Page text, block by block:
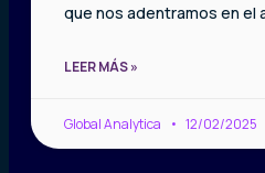
que nos adentramos en el
LEER MÁS »
Global Analytica 12/02/2025